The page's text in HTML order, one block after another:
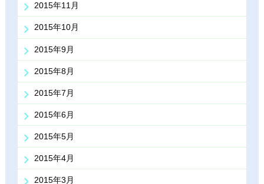
2015年11月
2015年10月
2015年9月
2015年8月
2015年7月
2015年6月
2015年5月
2015年4月
2015年3月